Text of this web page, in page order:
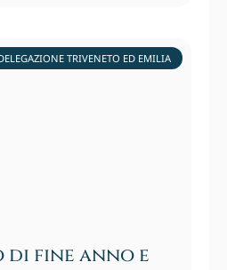
TRIVENETO ED EMILIA
fine anno e